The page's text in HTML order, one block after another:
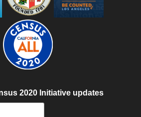
2020 Initiative updates